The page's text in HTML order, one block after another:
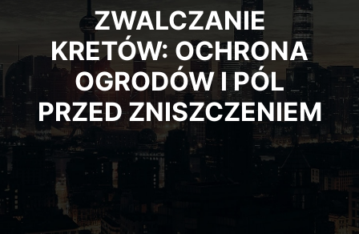
ZWALCZANIE
KRETÓW: OCHRONA
OGRODÓW I PÓL
PRZED ZNISZCZENIEM